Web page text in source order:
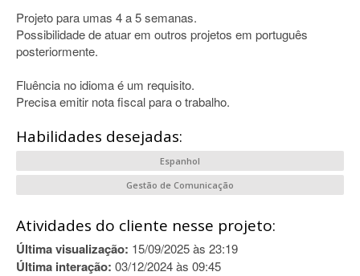
Projeto para umas 4 a 5 semanas.
Possibilidade de atuar em outros projetos em português
posteriormente.
Fluência no idioma é um requisito.
Precisa emitir nota fiscal para o trabalho.
Habilidades desejadas:
Espanhol
Gestão de Comunicação
Atividades do cliente nesse projeto:
Última visualização: 15/09/2025 às 23:19
Última interação: 03/12/2024 às 09:45